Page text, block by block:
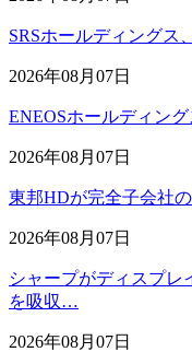
SRSホールディングス
2026年08月07日
ENEOSホールディン
2026年08月07日
東邦HDが完全子会社
2026年08月07日
シャープがディスプレ
を吸収…
2026年08月07日